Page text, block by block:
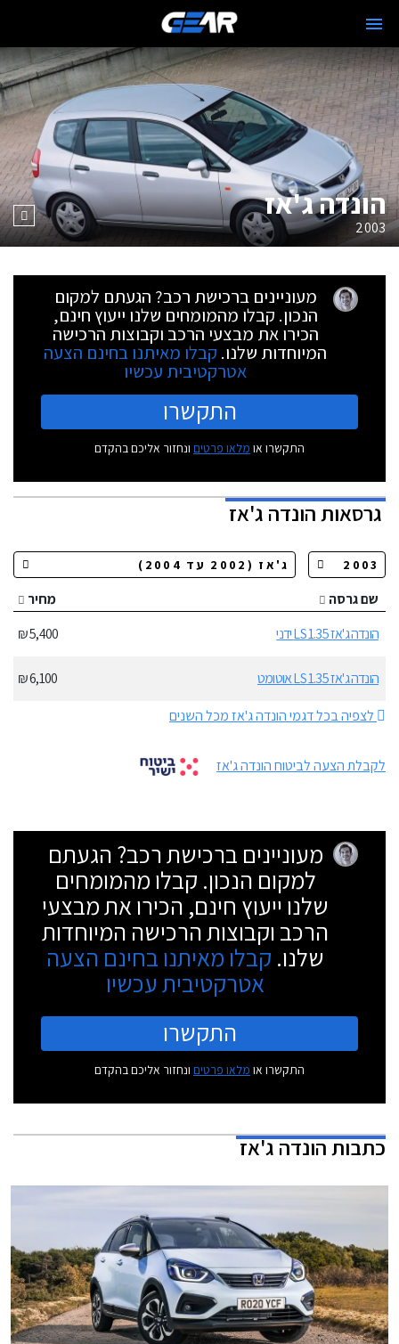
הונדה ג'אז
2003
מעוניינים ברכישת רכב? הגעתם למקום
הנכון. קבלו מהמומחים שלנו ייעוץ חינם,
הכירו את מבצעי הרכב וקבוצות הרכישה
המיוחדות שלנו. קבלו מאיתנו בחינם הצעה
אטרקטיבית עכשיו
התקשרו
התקשרו או מלאו פרטים ונחזור אליכם בהקדם
גרסאותהונדה ג'אז
שם גרסה
מחיר
הונדה ג'אז 1.35 LS ידני
5,400 ₪
הונדה ג'אז 1.35 LS אוטומט
6,100 ₪
לצפיה בכל דגמי הונדה ג'אז מכל השנים
לקבלת הצעה לביטוח הונדה ג'אז
מעוניינים ברכישת רכב? הגעתם
למקום הנכון. קבלו מהמומחים
שלנו ייעוץ חינם, הכירו את מבצעי
הרכב וקבוצות הרכישה המיוחדות
שלנו. קבלו מאיתנו בחינם הצעה
אטרקטיבית עכשיו
התקשרו
התקשרו או מלאו פרטים ונחזור אליכם בהקדם
כתבותהונדה ג'אז